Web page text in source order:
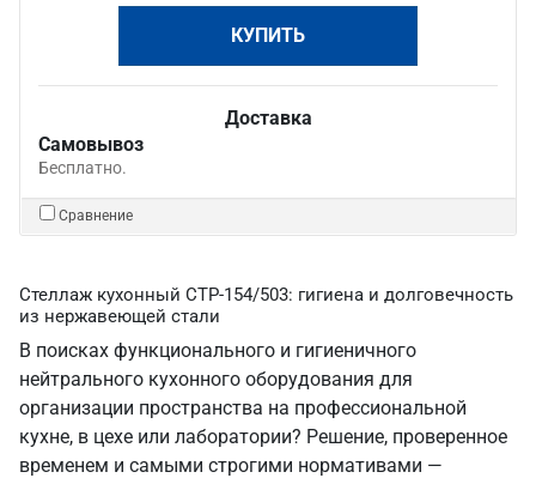
КУПИТЬ
Доставка
Самовывоз
Бесплатно.
Сравнение
Стеллаж кухонный СТР-154/503: гигиена и долговечность
из нержавеющей стали
В поисках функционального и гигиеничного
нейтрального кухонного оборудования для
организации пространства на профессиональной
кухне, в цехе или лаборатории? Решение, проверенное
временем и самыми строгими нормативами —